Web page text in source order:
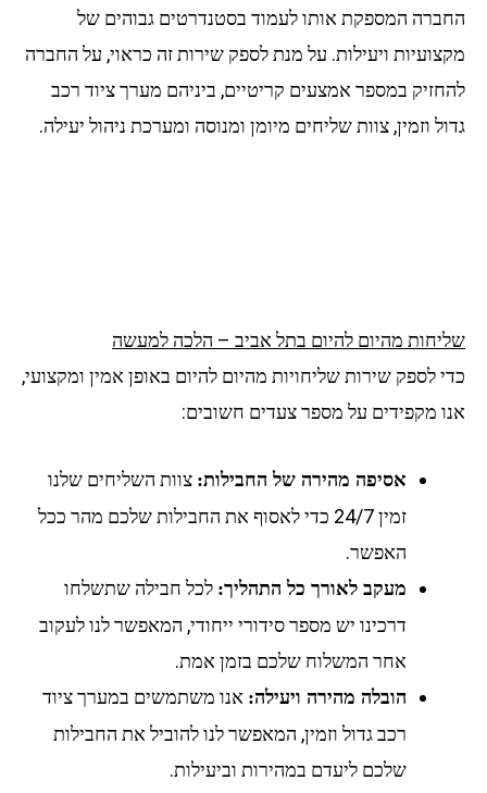
החברה המספקת אותו לעמוד בסטנדרטים גבוהים של
מקצועיות ויעילות. על מנת לספק שירות זה כראוי, על החברה
להחזיק במספר אמצעים קריטיים, ביניהם מערך ציוד רכב
גדול וזמין, צוות שליחים מיומן ומנוסה ומערכת ניהול יעילה.
שליחות מהיום להיום בתל אביב – הלכה למעשה
כדי לספק שירות שליחויות מהיום להיום באופן אמין ומקצועי,
אנו מקפידים על מספר צעדים חשובים:
אסיפה מהירה של החבילות: צוות השליחים שלנו
זמין 24/7 כדי לאסוף את החבילות שלכם מהר ככל
האפשר.
מעקב לאורך כל התהליך: לכל חבילה שתשלחו
דרכינו יש מספר סידורי ייחודי, המאפשר לנו לעקוב
אחר המשלוח שלכם בזמן אמת.
הובלה מהירה ויעילה: אנו משתמשים במערך ציוד
רכב גדול וזמין, המאפשר לנו להוביל את החבילות
שלכם ליעדם במהירות וביעילות.